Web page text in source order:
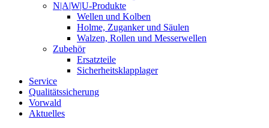
N|A|W|U-Produkte
Wellen und Kolben
Holme, Zuganker und Säulen
Walzen, Rollen und Messerwellen
Zubehör
Ersatzteile
Sicherheitsklapplager
Service
Qualitätssicherung
Vorwald
Aktuelles